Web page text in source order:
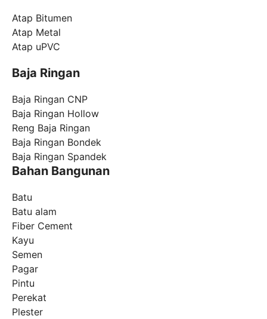
Atap Bitumen
Atap Metal
Atap uPVC
Baja Ringan
Baja Ringan CNP
Baja Ringan Hollow
Reng Baja Ringan
Baja Ringan Bondek
Baja Ringan Spandek
Bahan Bangunan
Batu
Batu alam
Fiber Cement
Kayu
Semen
Pagar
Pintu
Perekat
Plester